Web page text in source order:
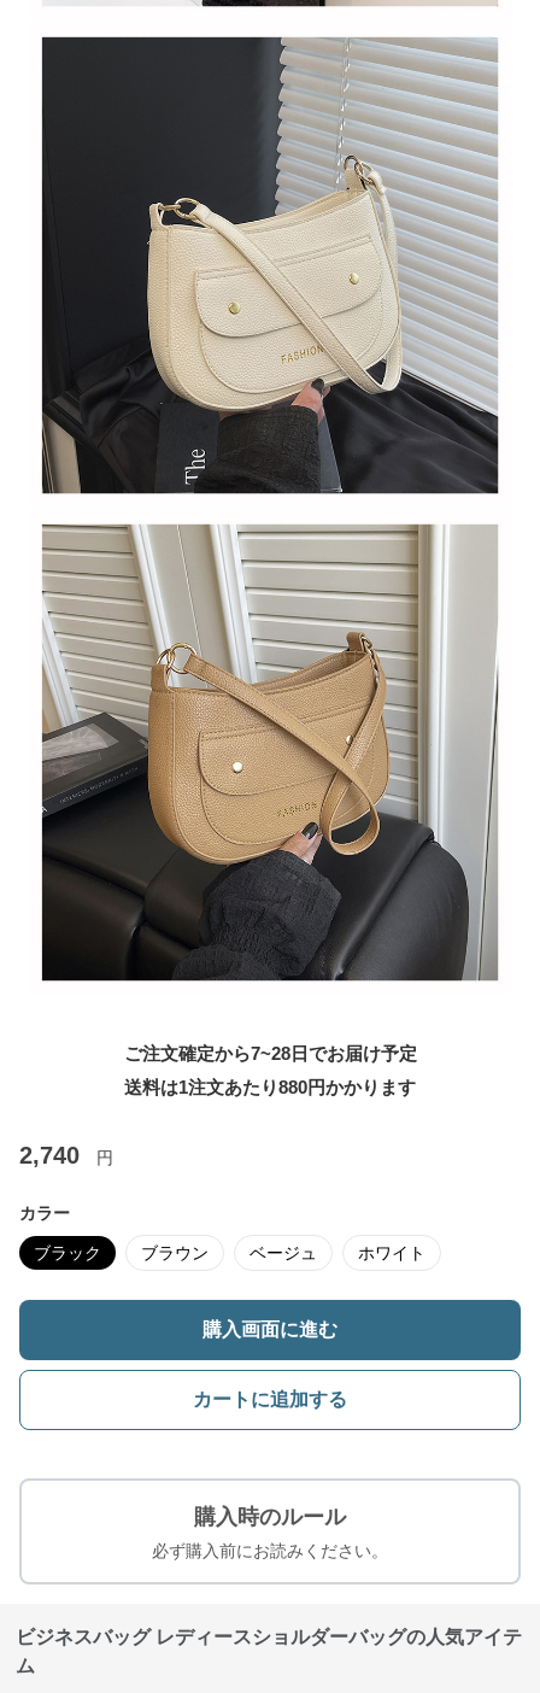
ご注文確定から7~28日でお届け予定
送料は1注文あたり880円かかります
2,740 円
カラー
ブラック ブラウン ベージュ ホワイト
購入画面に進む
カートに追加する
購入時のルール
必ず購入前にお読みください。
ビジネスバッグ レディースショルダーバッグの人気アイテ
ム